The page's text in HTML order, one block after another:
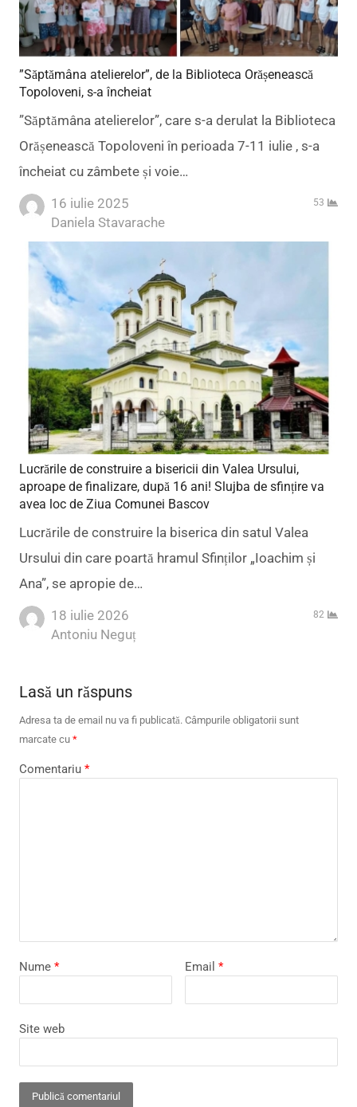
”Săptămâna atelierelor”, de la Biblioteca Orășenească
Topoloveni, s-a încheiat
”Săptămâna atelierelor”, care s-a derulat la Biblioteca
Orășenească Topoloveni în perioada 7-11 iulie , s-a
încheiat cu zâmbete și voie…
16 iulie 2025
Author
Daniela Stavarache
53
Lucrările de construire a bisericii din Valea Ursului,
aproape de finalizare, după 16 ani! Slujba de sfințire va
avea loc de Ziua Comunei Bascov
Lucrările de construire la biserica din satul Valea
Ursului din care poartă hramul Sfinților „Ioachim și
Ana”, se apropie de…
18 iulie 2026
Author
Antoniu Neguț
82
Lasă un răspuns
Adresa ta de email nu va fi publicată. Câmpurile obligatorii sunt
marcate cu *
Comentariu *
Nume * Email *
Site web